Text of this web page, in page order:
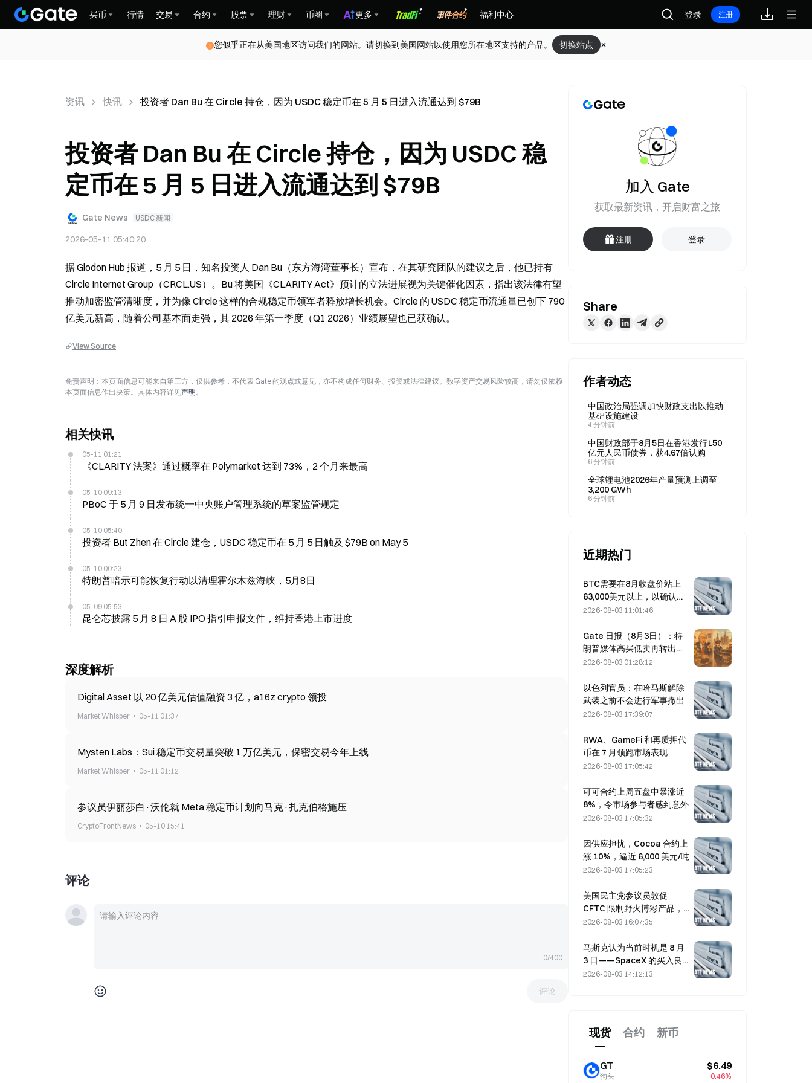
买币 行情 交易 合约 股票 理财 币圈 更多 福利中心 登录 注册
您似乎正在从美国地区访问我们的网站。请切换到美国网站以使用您所在地区支持的产品。 切换站点
资讯 快讯 投资者 Dan Bu 在 Circle 持仓，因为 USDC 稳定币在 5 月 5 日进入流通达到 $79B
投资者 Dan Bu 在 Circle 持仓，因为 USDC 稳
定币在 5 月 5 日进入流通达到 $79B
Gate News USDC 新闻
2026-05-11 05:40:20
据 Glodon Hub 报道，5 月 5 日，知名投资人 Dan Bu（东方海湾董事长）宣布，在其研究团队的建议之后，他已持有
Circle Internet Group（CRCL.US）。Bu 将美国《CLARITY Act》预计的立法进展视为关键催化因素，指出该法律有望
推动加密监管清晰度，并为像 Circle 这样的合规稳定币领军者释放增长机会。Circle 的 USDC 稳定币流通量已创下 790
亿美元新高，随着公司基本面走强，其 2026 年第一季度（Q1 2026）业绩展望也已获确认。
View Source
免责声明：本页面信息可能来自第三方，仅供参考，不代表 Gate 的观点或意见，亦不构成任何财务、投资或法律建议。数字资产交易风险较高，请勿仅依赖
本页面信息作出决策。具体内容详见声明。
相关快讯
05-11 01:21
《CLARITY 法案》通过概率在 Polymarket 达到 73%，2 个月来最高
05-10 09:13
PBoC 于 5 月 9 日发布统一中央账户管理系统的草案监管规定
05-10 05:40
投资者 But Zhen 在 Circle 建仓，USDC 稳定币在 5 月 5 日触及 $79B on May 5
05-10 00:23
特朗普暗示可能恢复行动以清理霍尔木兹海峡，5月8日
05-09 05:53
昆仑芯披露 5 月 8 日 A 股 IPO 指引申报文件，维持香港上市进度
深度解析
Digital Asset 以 20 亿美元估值融资 3 亿，a16z crypto 领投
Market Whisper 05-11 01:37
Mysten Labs：Sui 稳定币交易量突破 1 万亿美元，保密交易今年上线
Market Whisper 05-11 01:12
参议员伊丽莎白·沃伦就 Meta 稳定币计划向马克·扎克伯格施压
CryptoFrontNews 05-10 15:41
评论
0/400
评论
加入 Gate
获取最新资讯，开启财富之旅
注册 登录
Share
作者动态
中国政治局强调加快财政支出以推动
基础设施建设
4 分钟前
中国财政部于8月5日在香港发行150
亿元人民币债券，获4.67倍认购
6 分钟前
全球锂电池2026年产量预测上调至
3,200 GWh
6 分钟前
近期热门
BTC需要在8月收盘价站上
63,000美元以上，以确认熊
市底部，10x研究表示称
2026-08-03 11:01:46
Gate 日报（8月3日）：特
朗普媒体高买低卖再转出
2628 枚比特币；莫斯科加密
2026-08-03 01:28:12
以色列官员：在哈马斯解除
武装之前不会进行军事撤出
2026-08-03 17:39:07
RWA、GameFi 和再质押代
币在 7 月领跑市场表现
2026-08-03 17:05:42
可可合约上周五盘中暴涨近
8%，令市场参与者感到意外
2026-08-03 17:05:32
因供应担忧，Cocoa 合约上
涨 10%，逼近 6,000 美元/吨
2026-08-03 17:05:23
美国民主党参议员敦促
CFTC 限制野火博彩产品，
因创纪录的野火季节
2026-08-03 16:07:35
马斯克认为当前时机是 8 月
3 日——SpaceX 的买入良
机
2026-08-03 14:12:13
现货 合约 新币
GT
狗头
$6.49
0.46%